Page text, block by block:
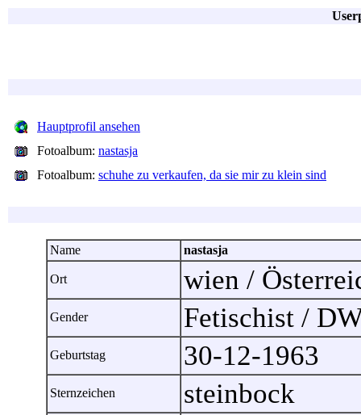
Hauptprofil ansehen
Fotoalbum: nastasja
Fotoalbum: schuhe zu verkaufen, da sie mir zu klein sind
Name nastasja
Ort wien /
Gender Fetischist /
Geburtstag 30-12-1963
Sternzeichen steinbock